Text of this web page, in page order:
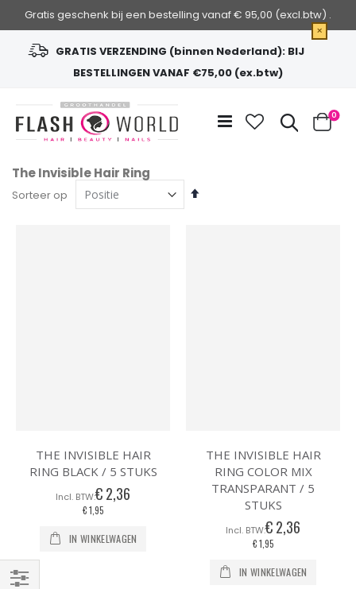
Gratis geschenk bij een bestelling vanaf € 95,00 (excl.btw) .
×
GRATIS VERZENDING (binnen Nederland): BIJ
BESTELLINGEN VANAF €75,00 (ex.btw)
de
inhoud
Zoek
Cart
0
The Invisible Hair Ring
Sorteer op
Van
THE INVISIBLE HAIR
RING BLACK / 5 STUKS
€ 2,36
€ 1,95
IN WINKELWAGEN
THE INVISIBLE HAIR
RING COLOR MIX
TRANSPARANT / 5
STUKS
€ 2,36
€ 1,95
IN WINKELWAGEN